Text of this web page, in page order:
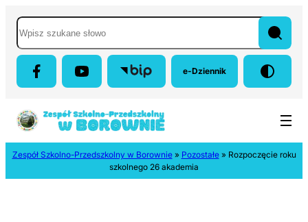
Wyszukaj w serwisie
e-Dziennik(otwiera się w nowej
Zespół Szkolno-Przedszkolny w Borownie» Pozostałe» Rozpoczęcie roku
szkolnego 26 akademia